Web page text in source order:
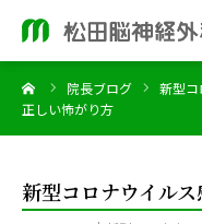
院長ブログ 新型コ
正しい怖がり方
新型コロナウイル
ホーム
脳神経外科